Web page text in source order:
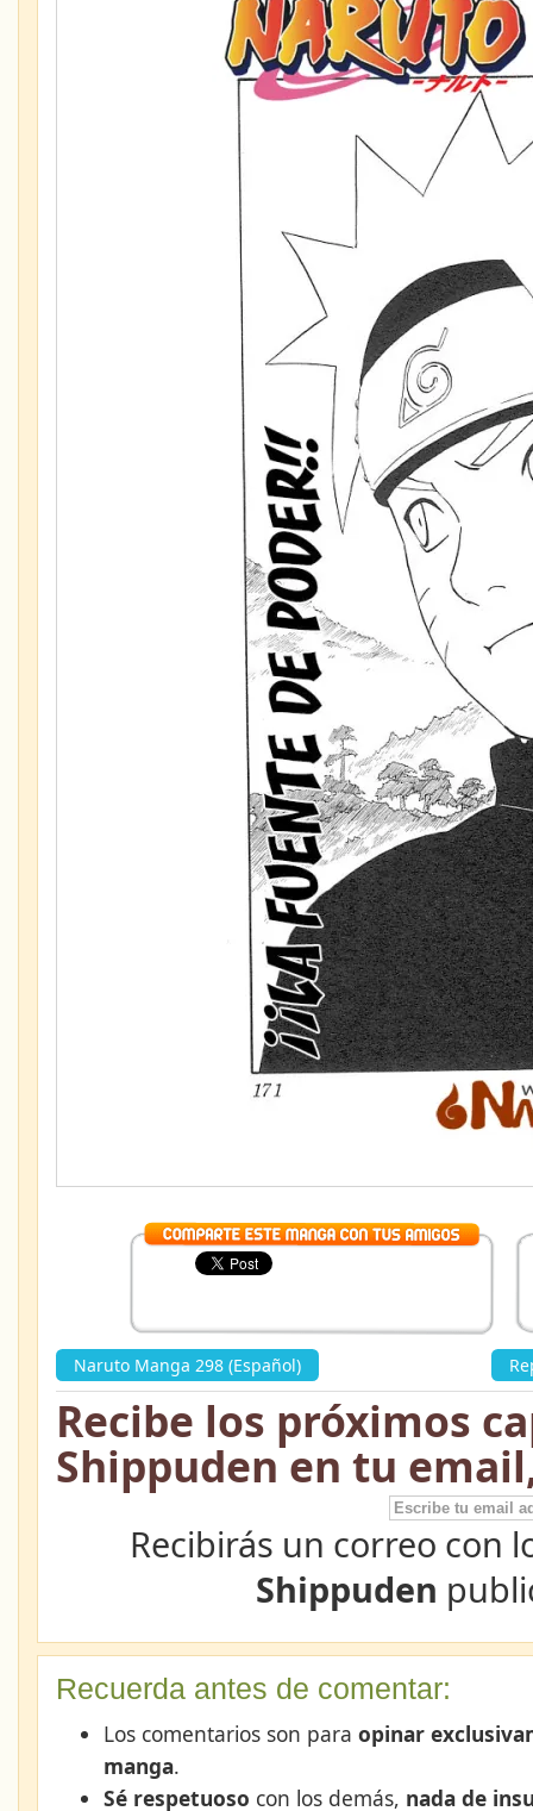
Naruto Manga 298 (Español)
Recibe los próximos
Shippuden en tu
Recibirás un correo con
Shippuden
Recuerda antes de comentar:
Los comentarios son para opinar
manga.
Sé respetuoso con los demás, nada de